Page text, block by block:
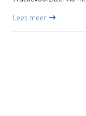
Vervol...
Lees meer